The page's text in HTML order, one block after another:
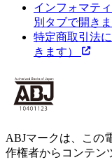
インフォマテ
別タブで開きま
特定商取引法
きます）
ABJマークは、この
作権者からコンテン